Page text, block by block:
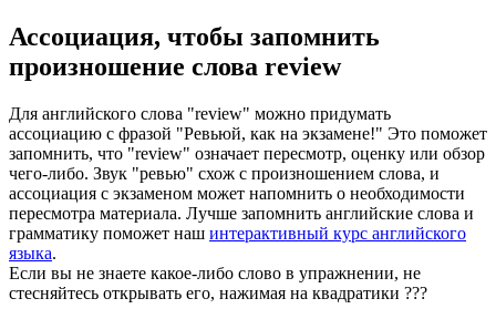
Ассоциация, чтобы запомнить
произношение слова review
Для английского слова "review" можно придумать
ассоциацию с фразой "Ревьюй, как на экзамене!" Это поможет
запомнить, что "review" означает пересмотр, оценку или обзор
чего-либо. Звук "ревью" схож с произношением слова, и
ассоциация с экзаменом может напомнить о необходимости
пересмотра материала. Лучше запомнить английские слова и
грамматику поможет наш интерактивный курс английского
языка.
Если вы не знаете какое-либо слово в упражнении, не
стесняйтесь открывать его, нажимая на квадратики ???